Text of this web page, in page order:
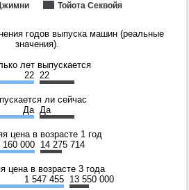
Тойота Секвойя
годов выпуска машин (реальные
значения).
лет выпускается
22 22
ли сейчас
Да Да
цена в возрасте 1 год
160 000 14 275 714
цена в возрасте 3 года
1 547 455 13 550 000